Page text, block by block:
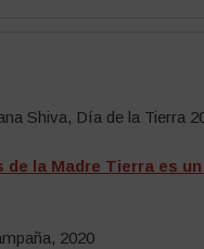
Shiva, Día de la Tierra
la Madre Tierra es
2020